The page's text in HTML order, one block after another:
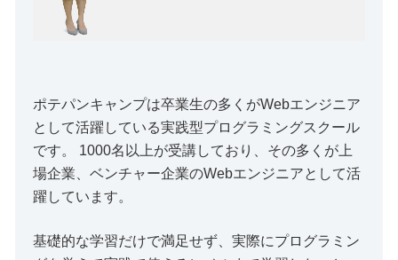
ポテパンキャンプは卒業生の多くがWebエンジニア
として活躍している実践型プログラミングスクール
です。 1000名以上が受講しており、その多くが上
場企業、ベンチャー企業のWebエンジニアとして活
躍しています。
基礎的な学習だけで満足せず、実際にプログラミン